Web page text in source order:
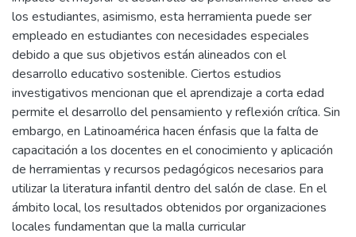
los estudiantes, asimismo, esta herramienta puede ser
empleado en estudiantes con necesidades especiales
debido a que sus objetivos están alineados con el
desarrollo educativo sostenible. Ciertos estudios
investigativos mencionan que el aprendizaje a corta edad
permite el desarrollo del pensamiento y reflexión crítica. Sin
embargo, en Latinoamérica hacen énfasis que la falta de
capacitación a los docentes en el conocimiento y aplicación
de herramientas y recursos pedagógicos necesarios para
utilizar la literatura infantil dentro del salón de clase. En el
ámbito local, los resultados obtenidos por organizaciones
locales fundamentan que la malla curricular